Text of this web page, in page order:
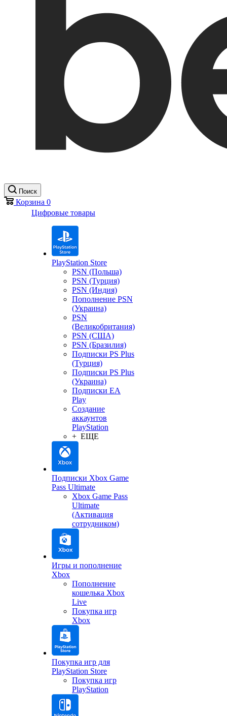
Поиск
Корзина 0
Цифровые товары
PlayStation Store
PSN (Польша)
PSN (Турция)
PSN (Индия)
Пополнение PSN
(Украина)
PSN
(Великобритания)
PSN (США)
PSN (Бразилия)
Подписки PS Plus
(Турция)
Подписки PS Plus
(Украина)
Подписки EA
Play
Создание
аккаунтов
PlayStation
+ ЕЩЕ
Подписки Xbox Game
Pass Ultimate
Xbox Game Pass
Ultimate
(Активация
сотрудником)
Игры и пополнение
Xbox
Пополнение
кошелька Xbox
Live
Покупка игр
Xbox
Покупка игр для
PlayStation Store
Покупка игр
PlayStation